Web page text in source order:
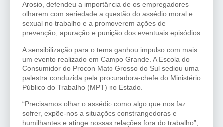
Arosio, defendeu a importância de os empregadores
olharem com seriedade a questão do assédio moral e
sexual no trabalho e a promoverem ações de
prevenção, apuração e punição dos eventuais episódios
A sensibilização para o tema ganhou impulso com mais
um evento realizado em Campo Grande. A Escola do
Consumidor do Procon Mato Grosso do Sul sediou uma
palestra conduzida pela procuradora-chefe do Ministério
Público do Trabalho (MPT) no Estado.
“Precisamos olhar o assédio como algo que nos faz
sofrer, expõe-nos a situações constrangedoras e
humilhantes e atinge nossas relações fora do trabalho”,